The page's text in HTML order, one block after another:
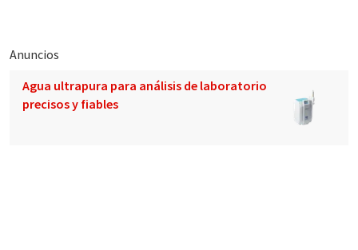
Anuncios
Agua ultrapura para análisis de laboratorio
precisos y fiables